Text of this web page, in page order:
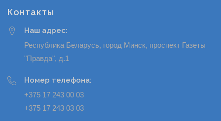
Контакты
Наш адрес:
Республика Беларусь, город Минск, проспект Газеты
"Правда", д.1
Номер телефона:
+375 17 243 00 03
+375 17 243 03 03